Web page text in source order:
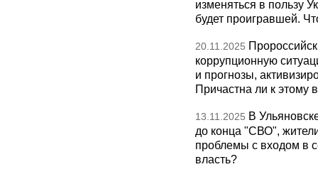
изменяться в пользу
будет проигравшей.
20.11.2025
коррупционную
и прогнозы,
Причастна ли к этому
13.11.2025 В
до конца "СВО",
проблемы с входом в
власть?